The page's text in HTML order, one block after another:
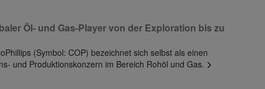
Öl- und Gas-Player von der Exploration bis zu
(Symbol: COP) bezeichnet sich selbst als einen
und Produktionskonzern im Bereich Rohöl und Gas.